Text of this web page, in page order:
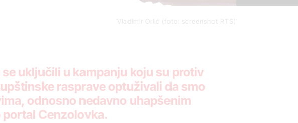
Vladimir Orlić (foto: screenshot RTS)
uključili u kampanju koju su protiv
rasprave optuživali da smo
odnosno nedavno uhapšenim
portal Cenzolovka.